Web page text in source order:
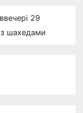
29
шахедами